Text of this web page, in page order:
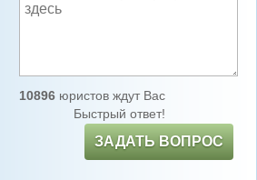
10896юристов ждут Вас
Быстрый ответ!
ЗАДАТЬ ВОПРОС